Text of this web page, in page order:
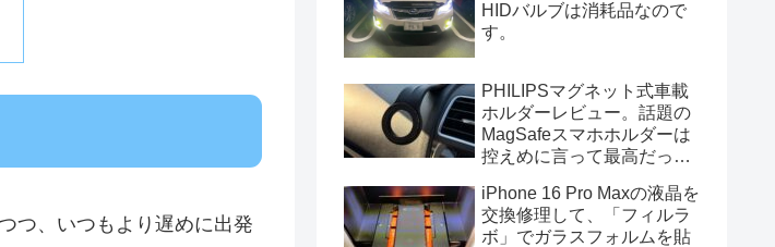
つ、いつもより遅めに出発
HIDバルブは消耗品なので
す。
PHILIPSマグネット式車載
ホルダーレビュー。話題の
MagSafeスマホホルダーは
控えめに言って最高だっ
iPhone 16 Pro Maxの液晶を
交換修理して、「フィルラ
ボ」でガラスフォルムを貼